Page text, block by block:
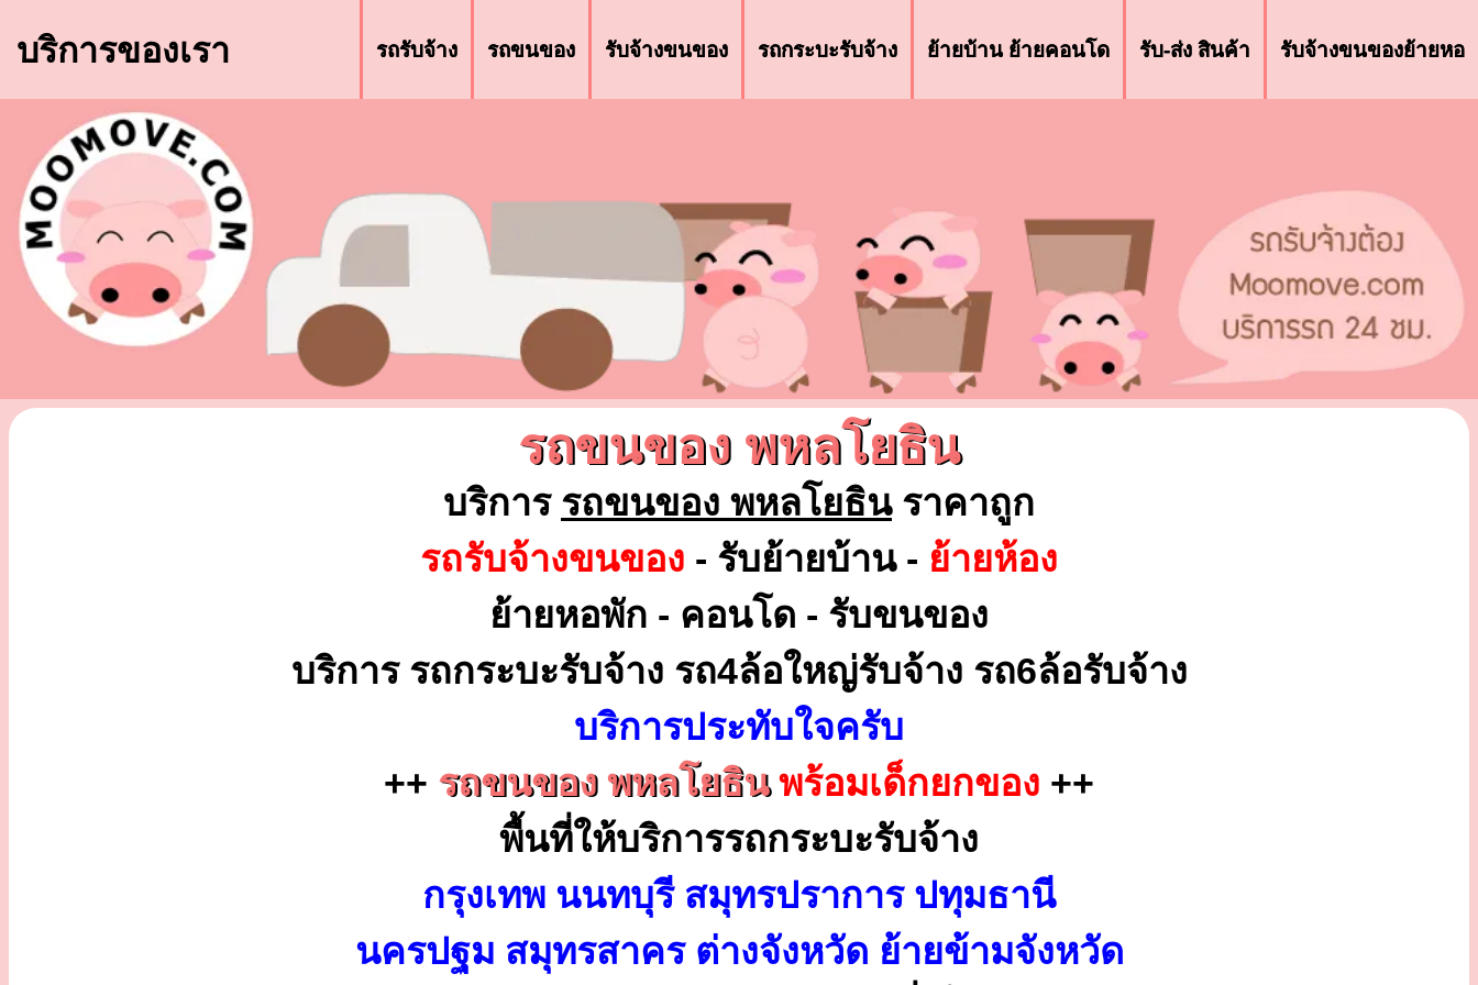
บริการของเรา รถรับจ้าง รถขนของ รับจ้างขนของ รถกระบะรับจ้าง ย้ายบ้าน ย้ายคอนโด รับ-ส่ง สินค้า รับจ้างขนของย้ายหอ
รถขนของ พหลโยธิน
บริการ รถขนของ พหลโยธินราคาถูก
รถรับจ้างขนของ - รับย้ายบ้าน - ย้ายห้อง
ย้ายหอพัก - คอนโด - รับขนของ
บริการ รถกระบะรับจ้าง รถ4ล้อใหญ่รับจ้าง รถ6ล้อรับจ้าง
บริการประทับใจครับ
++ รถขนของ พหลโยธินพร้อมเด็กยกของ ++
พื้นที่ให้บริการรถกระบะรับจ้าง
กรุงเทพ นนทบุรี สมุทรปราการ ปทุมธานี
นครปฐม สมุทรสาคร ต่างจังหวัด ย้ายข้ามจังหวัด